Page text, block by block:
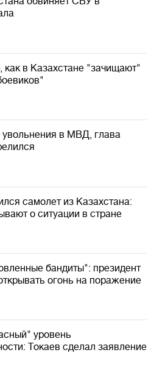
в Казахстане "зачищают"
в МВД, глава
самолет из Казахстана:
о ситуации в стране
бандиты": президент
огонь на поражение
уровень
Токаев сделал заявление